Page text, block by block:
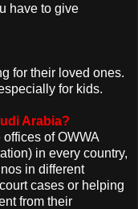
have to give
for their loved ones.
for kids.
Arabia?
of OWWA
in every country,
in different
cases or helping
from their